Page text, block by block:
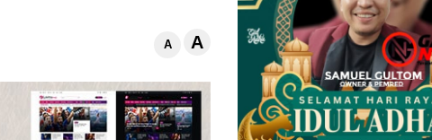
A A